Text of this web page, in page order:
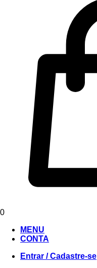
0
MENU
CONTA
Entrar / Cadastre-se